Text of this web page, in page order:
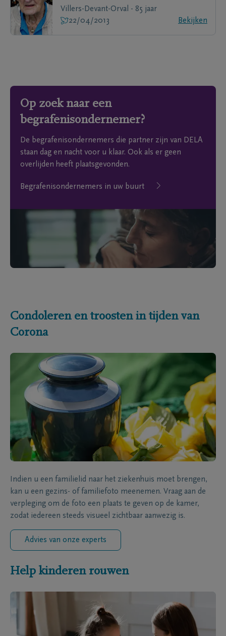
Villers-Devant-Orval - 85 jaar
22/04/2013
Bekijken
Op zoek naar een
begrafenisondernemer?
De begrafenisondernemers die partner zijn van DELA
staan dag en nacht voor u klaar. Ook als er geen
overlijden heeft plaatsgevonden.
Begrafenisondernemers in uw buurt
Condoleren en troosten in tijden van
Corona
Indien u een familielid naar het ziekenhuis moet brengen,
kan u een gezins- of familiefoto meenemen. Vraag aan de
verpleging om de foto een plaats te geven op de kamer,
zodat iedereen steeds visueel zichtbaar aanwezig is.
Advies van onze experts
Help kinderen rouwen